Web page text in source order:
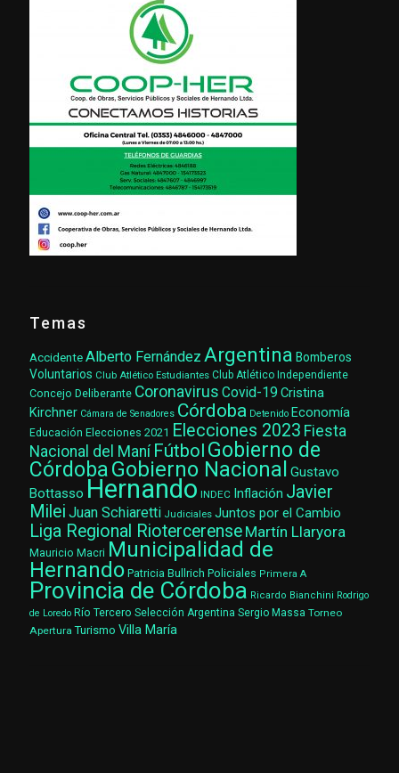
Temas
AccidenteAlberto Fernández Argentina Bomberos
Voluntarios Club Atlético Estudiantes Club Atlético Independiente
Concejo Deliberante Coronavirus Covid-19 Cristina
Kirchner Cámara de Senadores Córdoba Detenido Economía
Educación Elecciones 2021 Elecciones 2023 Fiesta
Nacional del Maní Fútbol Gobierno de
CórdobaGobierno Nacional Gustavo
Bottasso Hernando INDEC Inflación Javier
Milei Juan Schiaretti Judiciales Juntos por el Cambio
Liga Regional Riotercerense Martín Llaryora
Mauricio Macri Municipalidad de
Hernando Patricia Bullrich Policiales Primera A
Provincia de Córdoba Ricardo Bianchini Rodrigo
de Loredo Río Tercero Selección Argentina Sergio Massa Torneo
Apertura Turismo Villa María